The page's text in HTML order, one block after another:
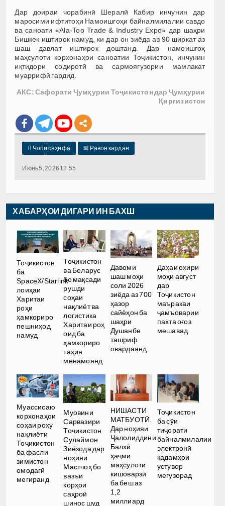
Дар доираи чорабинӣ Шералӣ Кабир инчунин дар
маросими ифтитоҳи Намоишгоҳи байналмилалии савдо
ва саноати «Ala-Too Trade & Industry Expo» дар шаҳри
Бишкек иштирок намуд, ки дар он зиёда аз 90 ширкат аз
шаш давлат иштирок доштанд. Дар намоишгоҳ
маҳсулоти корхонаҳои саноатии Тоҷикистон, инчунин
иқтидори содиротӣ ва сармоягузории мамлакат
муаррифӣ гардид.
АКС: Сафорати Ҷумҳурии Тоҷикистон дар Ҷумҳурии
Қирғизистон
 Чопи саҳифа ✉ Равон кардан
Июнь 5, 2026 13:55
ХАБАРҲОИ ДИГАРИ ИН БАХШ
Тоҷикистон
ба
SpaceX/Starlink
лоиҳаи
Харитаи
роҳи
ҳамкориро
пешниҳод
намуд
Тоҷикистон
ва Беларус
бо мақсади
рушди
соҳаи
нақлиёт ва
логистика
Харитаи роҳ
оид ба
ҳамкориро
таҳия
менамоянд
Давоми
шаш моҳи
соли 2026
зиёда аз 700
ҳазор
сайёҳон ба
шаҳри
Душанбе
ташриф
овардаанд
Даҳаи охири
моҳи август
дар
Тоҷикистон
маъракаи
ҷамъоварии
пахта оғоз
мешавад
Муассисаю
корхонаҳои
соҳаи роҳу
нақлиёти
Тоҷикистон
ба фасли
зимистон
омодагӣ
мегиранд
Муовини
Сарвазири
Тоҷикистон
Сулаймон
Зиёзода дар
ноҳияи
Мастчоҳ бо
вазъи
корҳои
саҳроӣ
шинос шуд
НИШАСТИ
МАТБУОТӢ.
Дар ноҳияи
Ҷалолиддини
Балхӣ
ҳаҷми
маҳсулоти
кишоварзӣ
ба беш аз
1,2
миллиард
Тоҷикистон
ба сӯи
тиҷорати
байналмилалии
электронӣ
қадамҳои
устувор
мегузорад